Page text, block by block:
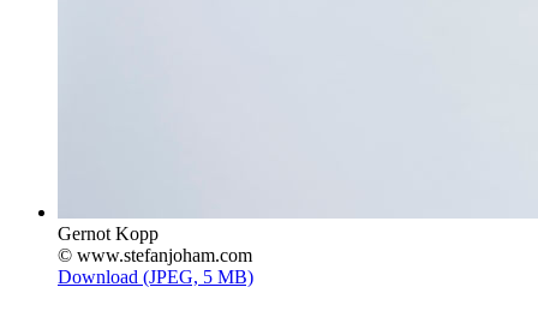
Gernot Kopp
© www.stefanjoham.com
Download (JPEG, 5 MB)